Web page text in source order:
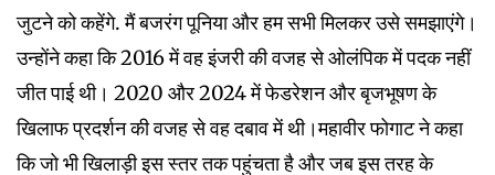
जुटने को कहेंगे. मैं बजरंग पूनिया और हम सभी मिलकर उसे समझाएंगे।
उन्होंने कहा कि 2016 में वह इंजरी की वजह से ओलंपिक में पदक नहीं
जीत पाई थी। 2020 और 2024 में फेडरेशन और बृजभूषण के
खिलाफ प्रदर्शन की वजह से वह दबाव में थी।महावीर फोगाट ने कहा
कि जो भी खिलाड़ी इस स्तर तक पहुंचता है और जब इस तरह के